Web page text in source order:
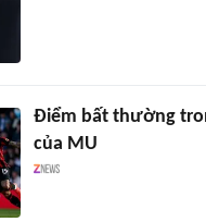
Điểm bất thường
của MU